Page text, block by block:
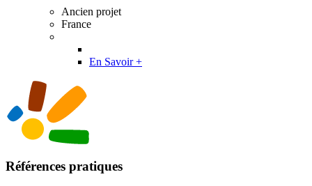
Ancien projet
France
En Savoir +
Références pratiques